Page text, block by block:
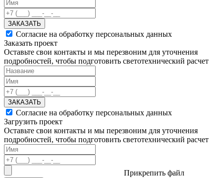
ЗАКАЗАТЬ
Согласие на обработку персональных данных
Заказать проект
Оставьте свои контакты и мы перезвоним для уточнения
подробностей, чтобы подготовить светотехнический расчет
ЗАКАЗАТЬ
Согласие на обработку персональных данных
Загрузить проект
Оставьте свои контакты и мы перезвоним для уточнения
подробностей, чтобы подготовить светотехнический расчет
Прикрепить файл